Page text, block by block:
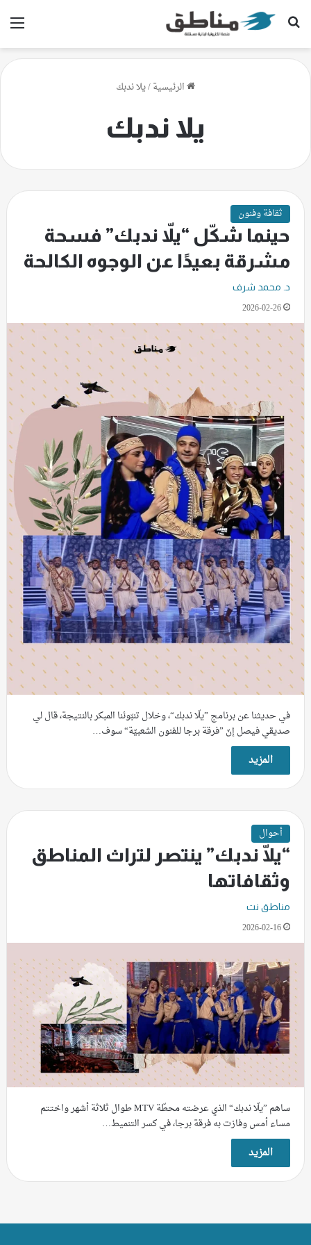
بحث عن
الرئيسية/يلا ندبك
يلا ندبك
ثقافة وفنون
حينما شكّل “يلاّ ندبك” فسحة
مشرقة بعيدًا عن الوجوه الكالحة
د. محمد شرف
2026-02-26
في حديثنا عن برنامج ”يلّا ندبك“، وخلال تنبّوئنا المبكر بالنتيجة، قال لي
صديقي فيصل إنّ ”فرقة برجا للفنون الشعبيّة“ سوف…
المزيد
أحوال
“يلّا ندبك” ينتصر لتراث المناطق
وثقافاتها
مناطق نت
2026-02-16
ساهم ”يلّا ندبك“ الذي عرضته محطّة MTV طوال ثلاثة أشهر واختتم
مساء أمس وفازت به فرقة برجا، في كسر التنميط…
المزيد